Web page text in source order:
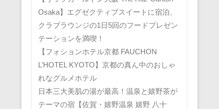
Osaka】エグゼクティブスイートに宿泊、
クラブラウンジの1日5回のフードプレゼン
テーションを満喫！
【フォションホテル京都 FAUCHON
L’HOTEL KYOTO】京都の真ん中のおしゃ
れなグルメホテル
日本三大美肌の湯が最高！温泉と嬉野茶が
テーマの宿【佐賀・嬉野温泉 嬉野 八十